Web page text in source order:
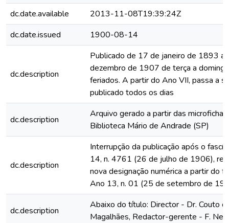
dc.date.available
2013-11-08T19:39:24Z
dc.date.issued
1900-08-14
dc.description
Publicado de 17 de janeiro de 1893 a
dezembro de 1907 de terça a
feriados. A partir do Ano VII, passa a
publicado todos os dias
dc.description
Arquivo gerado a partir das
Biblioteca Mário de Andrade (SP)
dc.description
Interrupção da publicação após o
14, n. 4761 (26 de julho de 1906),
nova designação numérica a partir do
Ano 13, n. 01 (25 de setembro de
dc.description
Abaixo do título: Director - Dr. Couto
Magalhães, Redactor-gerente - F.